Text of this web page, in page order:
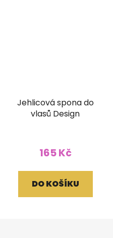
Jehlicová spona do
vlasů Design
165 Kč
DO KOŠÍKU